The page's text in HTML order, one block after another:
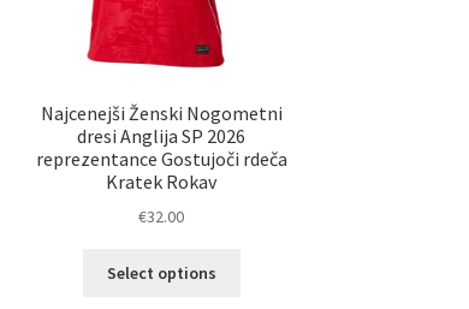
Najcenejši Ženski Nogometni
dresi Anglija SP 2026
reprezentance Gostujoči rdeča
Kratek Rokav
€32.00
Select options